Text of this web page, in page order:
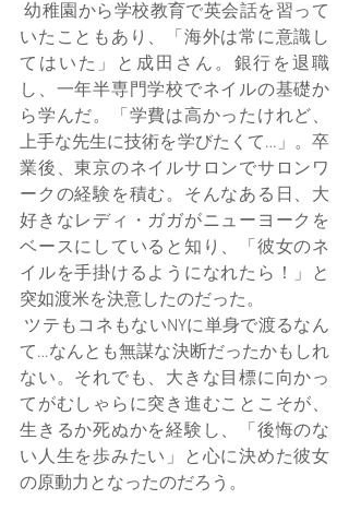
幼稚園から学校教育で英会話を習って
いたこともあり、「海外は常に意識し
てはいた」と成田さん。銀行を退職
し、一年半専門学校でネイルの基礎か
ら学んだ。「学費は高かったけれど、
上手な先生に技術を学びたくて…」。卒
業後、東京のネイルサロンでサロンワ
ークの経験を積む。そんなある日、大
好きなレディ・ガガがニューヨークを
ベースにしていると知り、「彼女のネ
イルを手掛けるようになれたら！」と
突如渡米を決意したのだった。
て…なんとも無謀な決断だったかもしれ
ない。それでも、大きな目標に向かっ
てがむしゃらに突き進むことこそが、
生きるか死ぬかを経験し、「後悔のな
い人生を歩みたい」と心に決めた彼女
の原動力となったのだろう。